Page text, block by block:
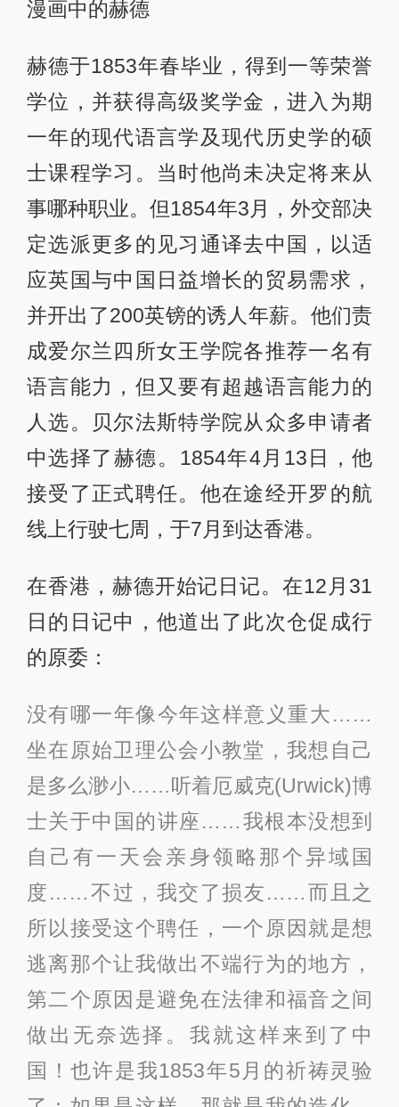
漫画中的赫德
赫德于1853年春毕业，得到一等荣誉
学位，并获得高级奖学金，进入为期
一年的现代语言学及现代历史学的硕
士课程学习。当时他尚未决定将来从
事哪种职业。但1854年3月，外交部决
定选派更多的见习通译去中国，以适
应英国与中国日益增长的贸易需求，
并开出了200英镑的诱人年薪。他们责
成爱尔兰四所女王学院各推荐一名有
语言能力，但又要有超越语言能力的
人选。贝尔法斯特学院从众多申请者
中选择了赫德。1854年4月13日，他
接受了正式聘任。他在途经开罗的航
线上行驶七周，于7月到达香港。
在香港，赫德开始记日记。在12月31
日的日记中，他道出了此次仓促成行
的原委：
没有哪一年像今年这样意义重大……
坐在原始卫理公会小教堂，我想自己
是多么渺小……听着厄威克(Urwick)博
士关于中国的讲座……我根本没想到
自己有一天会亲身领略那个异域国
度……不过，我交了损友……而且之
所以接受这个聘任，一个原因就是想
逃离那个让我做出不端行为的地方，
第二个原因是避免在法律和福音之间
做出无奈选择。我就这样来到了中
国！也许是我1853年5月的祈祷灵验